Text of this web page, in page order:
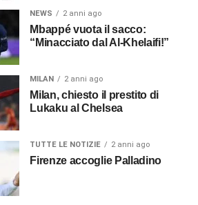
NEWS 2 anni ago
Mbappé vuota il sacco:
“Minacciato dal Al-Khelaifi!”
MILAN 2 anni ago
Milan, chiesto il prestito di
Lukaku al Chelsea
TUTTE LE NOTIZIE 2 anni ago
Firenze accoglie Palladino